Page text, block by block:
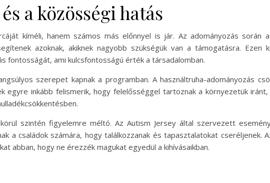
a közösségi hatás
kíméli, hanem számos más előnnyel is jár. Az adományozás során
azoknak, akiknek nagyobb szükségük van a támogatásra.
fontosságát, ami kulcsfontosságú érték a társadalomban.
szerepet kapnak a programban. A használtruha-adományozás
egyre inkább felismerik, hogy felelősséggel tartoznak a környezetük
szintén figyelemre méltó. Az Autism Jersey által szervezett
a családok számára, hogy találkozzanak és tapasztalatokat cseréljenek.
abban, hogy ne érezzék magukat egyedül a kihívásaikban.